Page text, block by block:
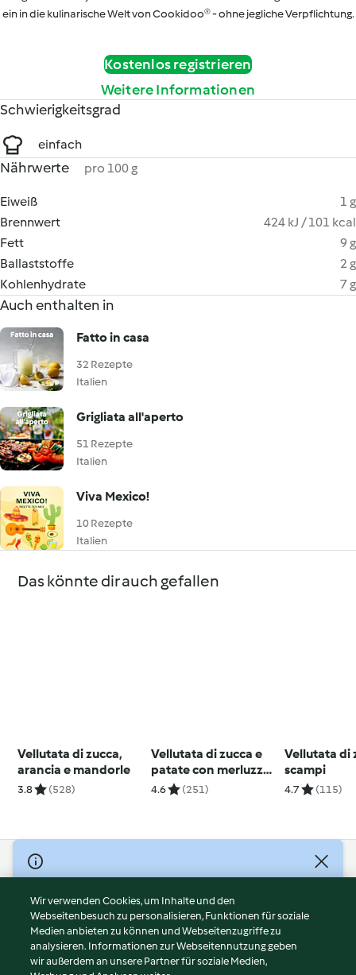
ein in die kulinarische Welt von Cookidoo® - ohne jegliche Verpflichtung.
Kostenlos registrieren
Weitere Informationen
Schwierigkeitsgrad
einfach
Nährwerte pro 100 g
Eiweiß
1 g
Brennwert
424 kJ / 101 kcal
Fett
9 g
Ballaststoffe
2 g
Kohlenhydrate
7 g
Auch enthalten in
Fatto in casa
32 Rezepte
Italien
Grigliata all'aperto
51 Rezepte
Italien
Viva Mexico!
10 Rezepte
Italien
Das könnte dir auch gefallen
Vellutata di zucca,
arancia e mandorle
3.8 (528)
Vellutata di zucca e
patate con merluzzo
all'arancia
4.6 (251)
Vellutata di
scampi
4.7 (115)
© Copyright 2026
Nutzungsbedingungen
Datenschutzrichtlinien
Disclaimer
Impressum
Wir verwenden Cookies, um Inhalte und den
Webseitenbesuch zu personalisieren, Funktionen für soziale
Medien anbieten zu können und Webseitenzugriffe zu
analysieren. Informationen zur Webseitennutzung geben
wir außerdem an unsere Partner für soziale Medien,